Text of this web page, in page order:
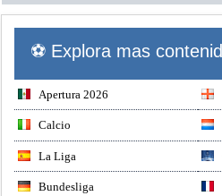
⚽ Explora mas
Apertura 2026
Calcio
La Liga
Bundesliga